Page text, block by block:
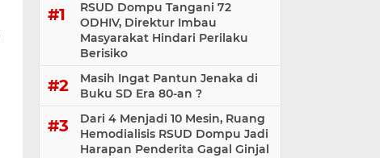
RSUD Dompu Tangani 72
ODHIV, Direktur Imbau
Masyarakat Hindari Perilaku
Berisiko
Masih Ingat Pantun Jenaka di
Buku SD Era 80-an ?
Dari 4 Menjadi 10 Mesin, Ruang
Hemodialisis RSUD Dompu Jadi
Harapan Penderita Gagal Ginjal